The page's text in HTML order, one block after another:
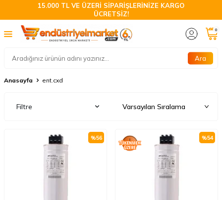
15.000 TL VE ÜZERİ SİPARİŞLERİNİZE KARGO
ÜCRETSİZ!
Ara
0
Anasayfa ent.cxd
Filtre
%56 %54